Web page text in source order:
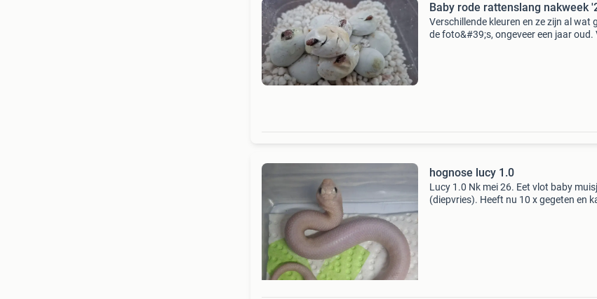
Baby rode rattenslang nakweek
Verschillende kleuren en ze zijn al wat
de foto&#39;s, ongeveer een jaar oud.
hognose lucy 1.0
Lucy 1.0 Nk mei 26. Eet vlot baby
(diepvries). Heeft nu 10 x gegeten en